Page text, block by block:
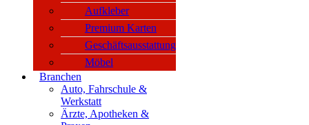
Aufkleber
Premium Karten
Geschäftsausstattung
Möbel
Branchen
Auto, Fahrschule &
Werkstatt
Ärzte, Apotheken &